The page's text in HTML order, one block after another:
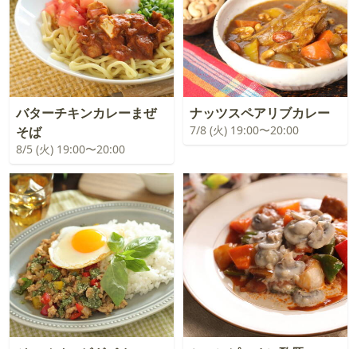
バターチキンカレーまぜ
そば
8/5 (火) 19:00〜20:00
ナッツスペアリブカレー
7/8 (火) 19:00〜20:00